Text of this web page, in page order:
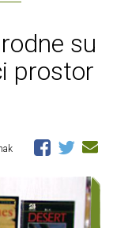
su
prostor